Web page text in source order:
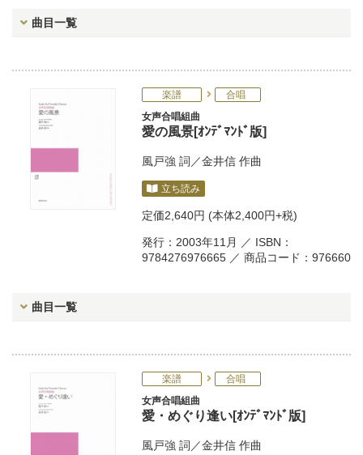
曲目一覧
楽譜
合唱
女声合唱組曲
愛の風景[ｵﾝﾃﾞﾏﾝﾄﾞ版]
風戸強 詞／金井信 作曲
立ち読み
定価2,640円 (本体2,400円+税)
発行：2003年11月 ／ ISBN：
9784276976665 ／ 商品コード：976660
曲目一覧
楽譜
合唱
女声合唱組曲
愛・めぐり逢い[ｵﾝﾃﾞﾏﾝﾄﾞ版]
風戸強 詞／金井信 作曲